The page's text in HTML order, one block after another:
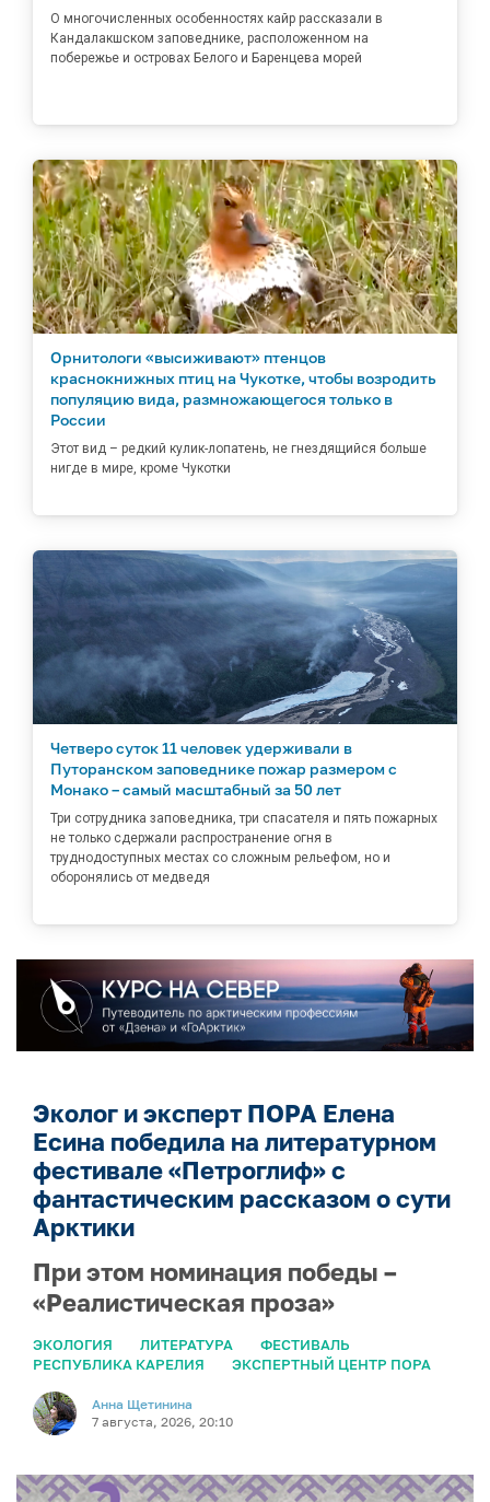
О многочисленных особенностях кайр рассказали в
Кандалакшском заповеднике, расположенном на
побережье и островах Белого и Баренцева морей
Орнитологи «высиживают» птенцов
краснокнижных птиц на Чукотке, чтобы возродить
популяцию вида, размножающегося только в
России
Этот вид – редкий кулик-лопатень, не гнездящийся больше
нигде в мире, кроме Чукотки
Четверо суток 11 человек удерживали в
Путоранском заповеднике пожар размером с
Монако – самый масштабный за 50 лет
Три сотрудника заповедника, три спасателя и пять пожарных
не только сдержали распространение огня в
труднодоступных местах со сложным рельефом, но и
оборонялись от медведя
Эколог и эксперт ПОРА Елена
Есина победила на литературном
фестивале «Петроглиф» с
фантастическим рассказом о сути
Арктики
При этом номинация победы –
«Реалистическая проза»
ЭКОЛОГИЯ ЛИТЕРАТУРА
ФЕСТИВАЛЬ
РЕСПУБЛИКА КАРЕЛИЯ
ЭКСПЕРТНЫЙ ЦЕНТР ПОРА
Анна Щетинина
7 августа, 2026, 20:10